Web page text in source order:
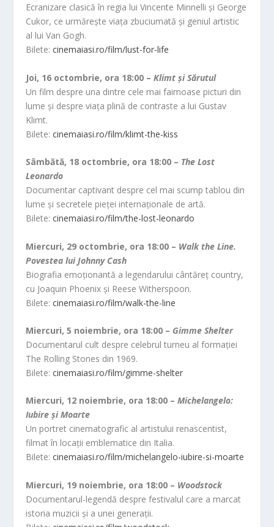
Ecranizare clasică în regia lui Vincente Minnelli și George
Cukor, ce urmărește viața zbuciumată și geniul artistic
al lui Van Gogh.
Bilete:cinemaiasi.ro/film/lust-for-life
Joi, 16 octombrie, ora 18:00 –Klimt și Sărutul
Un film despre una dintre cele mai faimoase picturi din
lume și despre viața plină de contraste a lui Gustav
Klimt.
Bilete:cinemaiasi.ro/film/klimt-the-kiss
Sâmbătă, 18 octombrie, ora 18:00 – The Lost
Leonardo
Documentar captivant despre cel mai scump tablou din
lume și secretele pieței internaționale de artă.
Bilete:cinemaiasi.ro/film/the-lost-leonardo
Miercuri, 29 octombrie, ora 18:00 – Walk the Line.
Povestea lui Johnny Cash
Biografia emoționantă a legendarului cântăreț country,
cu Joaquin Phoenix și Reese Witherspoon.
Bilete:cinemaiasi.ro/film/walk-the-line
Miercuri, 5 noiembrie, ora 18:00 – Gimme Shelter
Documentarul cult despre celebrul turneu al formației
The Rolling Stones din 1969.
Bilete:cinemaiasi.ro/film/gimme-shelter
Miercuri, 12 noiembrie, ora 18:00 –Michelangelo:
Iubire și Moarte
Un portret cinematografic al artistului renascentist,
filmat în locații emblematice din Italia.
Bilete:cinemaiasi.ro/film/michelangelo-iubire-si-moarte
Miercuri, 19 noiembrie, ora 18:00 – Woodstock
Documentarul-legendă despre festivalul care a marcat
istoria muzicii și a unei generații.